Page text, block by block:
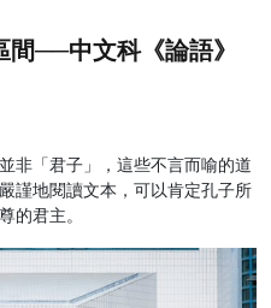
間──中文科《論語》
非「君子」，這些不言而喻的道
謹地閱讀文本，可以肯定孔子所
的君主。